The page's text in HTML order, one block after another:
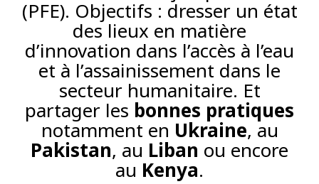
(PFE). Objectifs : dresser un état
des lieux en matière
d’innovation dans l’accès à l’eau
et à l’assainissement dans le
secteur humanitaire. Et
partager les bonnes pratiques
notamment en Ukraine, au
Pakistan, au Liban ou encore
au Kenya.